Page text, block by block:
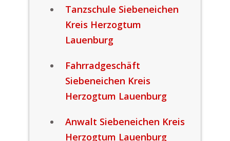
Tanzschule Siebeneichen
Kreis Herzogtum
Lauenburg
Fahrradgeschäft
Siebeneichen Kreis
Herzogtum Lauenburg
Anwalt Siebeneichen Kreis
Herzogtum Lauenburg